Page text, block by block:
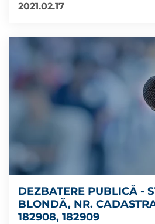
2021.02.17
DEZBATERE PUBLICĂ -
BLONDĂ, NR.
182908, 182909